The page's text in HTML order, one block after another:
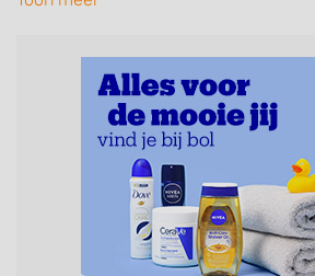
Manicure, Pedicure, French
Gelnagels, Nailart,
Bruidsnagels en Handmassage. U
zoekresultaten filteren met behulp
specialisatie filter en u vindt
wijk (noord, oost, zuid, west en het
Millingen aan de Rijn.